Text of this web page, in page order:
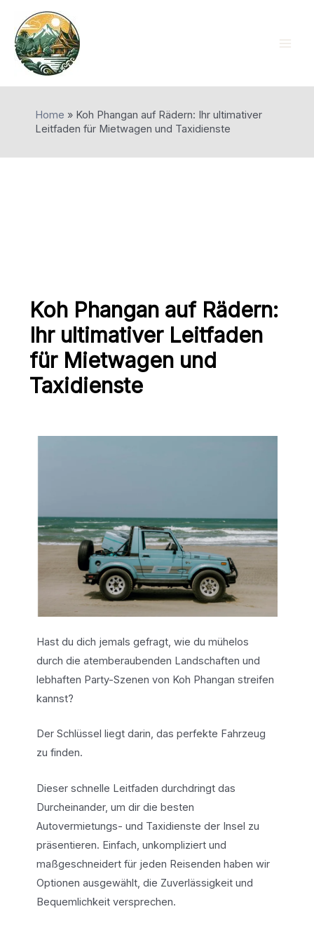
content
Home » Koh Phangan auf Rädern: Ihr ultimativer
Leitfaden für Mietwagen und Taxidienste
Koh Phangan auf Rädern:
Ihr ultimativer Leitfaden
für Mietwagen und
Taxidienste
Hast du dich jemals gefragt, wie du mühelos
durch die atemberaubenden Landschaften und
lebhaften Party-Szenen von Koh Phangan streifen
kannst?
Der Schlüssel liegt darin, das perfekte Fahrzeug
zu finden.
Dieser schnelle Leitfaden durchdringt das
Durcheinander, um dir die besten
Autovermietungs- und Taxidienste der Insel zu
präsentieren. Einfach, unkompliziert und
maßgeschneidert für jeden Reisenden haben wir
Optionen ausgewählt, die Zuverlässigkeit und
Bequemlichkeit versprechen.